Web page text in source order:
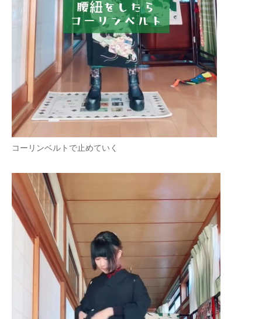
コーリンベルトで止めていく